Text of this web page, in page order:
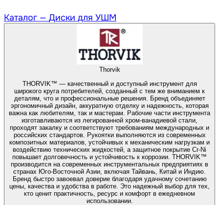
Каталог — Диски для УШМ
Thorvik
THORVIK™ — качественный и доступный инструмент для
широкого круга потребителей, созданный с тем же вниманием к
деталям, что и профессиональные решения. Бренд объединяет
эргономичный дизайн, аккуратную отделку и надежность, которая
важна как любителям, так и мастерам. Рабочие части инструмента
изготавливаются из легированной хром-ванадиевой стали,
проходят закалку и соответствуют требованиям международных и
российских стандартов. Рукоятки выполняются из современных
композитных материалов, устойчивых к механическим нагрузкам и
воздействию технических жидкостей, а защитное покрытие Cr-Ni
повышает долговечность и устойчивость к коррозии. THORVIK™
производится на современных инструментальных предприятиях в
странах Юго-Восточной Азии, включая Тайвань, Китай и Индию.
Бренд быстро завоевал доверие благодаря удачному сочетанию
цены, качества и удобства в работе. Это надежный выбор для тех,
кто ценит практичность, ресурс и комфорт в ежедневном
использовании.